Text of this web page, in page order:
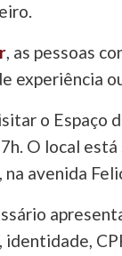
, as pessoas
experiência
o Espaço
O local
avenida